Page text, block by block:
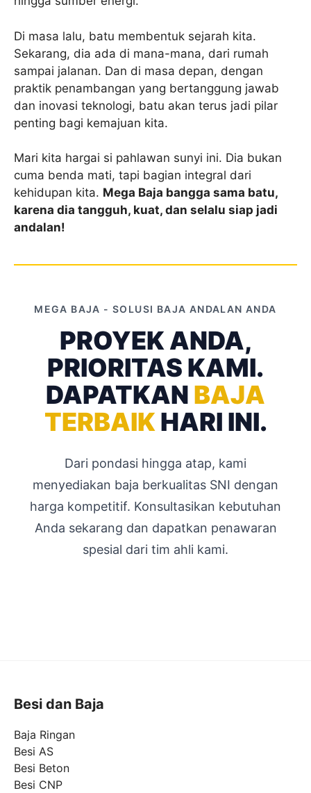
Di masa lalu, batu membentuk sejarah kita.
Sekarang, dia ada di mana-mana, dari rumah
sampai jalanan. Dan di masa depan, dengan
praktik penambangan yang bertanggung jawab
dan inovasi teknologi, batu akan terus jadi pilar
penting bagi kemajuan kita.
Mari kita hargai si pahlawan sunyi ini. Dia bukan
cuma benda mati, tapi bagian integral dari
kehidupan kita. Mega Baja bangga sama batu,
karena dia tangguh, kuat, dan selalu siap jadi
andalan!
MEGA BAJA - SOLUSI BAJA ANDALAN ANDA
PROYEK ANDA,
PRIORITAS KAMI.
DAPATKAN BAJA
TERBAIKHARI INI.
Dari pondasi hingga atap, kami
menyediakan baja berkualitas SNI dengan
harga kompetitif. Konsultasikan kebutuhan
Anda sekarang dan dapatkan penawaran
spesial dari tim ahli kami.
Besi dan Baja
Baja Ringan
Besi AS
Besi Beton
Besi CNP